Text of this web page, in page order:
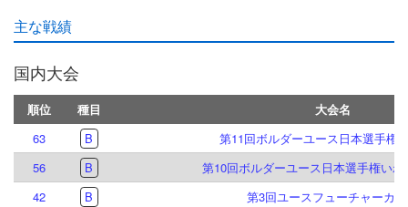
主な戦績
国内大会
順位 種目
大会名
63
B
第11回ボルダーユース日本選手権
56
B
第10回ボルダーユース日本選手権い
42
B 第3回ユースフューチャーカ